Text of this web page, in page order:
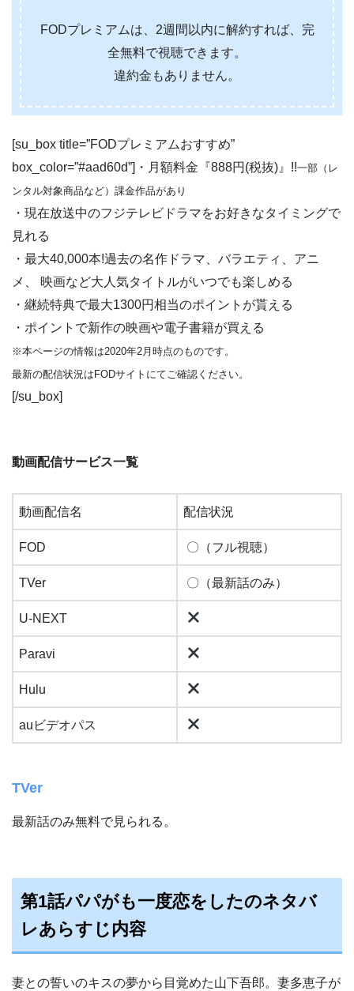
FODプレミアムは、2週間以内に解約すれば、完
全無料で視聴できます。
違約金もありません。
[su_box title=”FODプレミアムおすすめ”
box_color=”#aad60d”]・月額料金『888円(税抜)』!!一部（レ
ンタル対象商品など）課金作品があり
・現在放送中のフジテレビドラマをお好きなタイミングで
見れる
・最大40,000本!過去の名作ドラマ、バラエティ、アニ
メ、 映画など大人気タイトルがいつでも楽しめる
・継続特典で最大1300円相当のポイントが貰える
・ポイントで新作の映画や電子書籍が買える
※本ページの情報は2020年2月時点のものです。
最新の配信状況はFODサイトにてご確認ください。
[/su_box]
動画配信サービス一覧
動画配信名 配信状況
FOD 〇（フル視聴）
TVer 〇（最新話のみ）
U-NEXT
Paravi
Hulu
auビデオパス
TVer
最新話のみ無料で見られる。
第1話パパがも一度恋をしたのネタバ
レあらすじ内容
妻との誓いのキスの夢から目覚めた山下吾郎。妻多恵子が